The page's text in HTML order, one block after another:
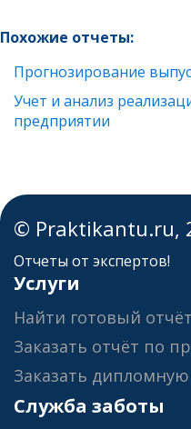
Похожие отчеты:
Прогнозирование
Учет и анализ
предприятии
© Praktikantu.ru,
Отчеты от экспертов!
Услуги
Найти готовый
Заказать отчёт по
Заказать
Служба заботы